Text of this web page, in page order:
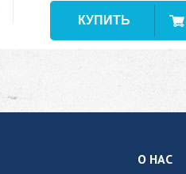
О НАС